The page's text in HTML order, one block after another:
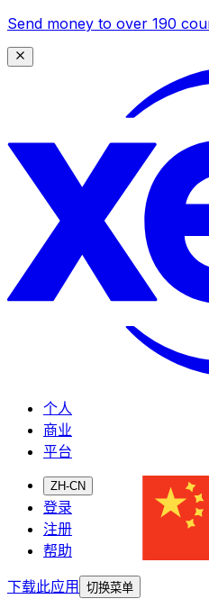
Send money to over 190
个人
商业
平台
ZH-CN
登录
注册
帮助
下载此应用
切换菜单